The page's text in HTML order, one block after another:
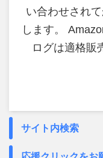
い合わせされ
します。
ログは適格販
サイト内検索